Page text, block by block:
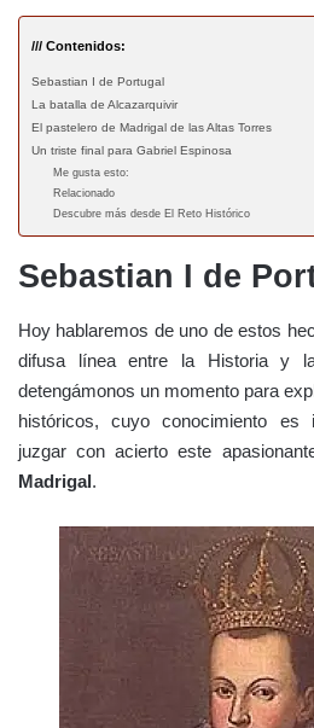
/// Contenidos:
Sebastian I de Portugal
La batalla de Alcazarquivir
El pastelero de Madrigal de las Altas Torres
Un triste final para Gabriel Espinosa
Me gusta esto:
Relacionado
Descubre más desde El Reto Histórico
Sebastian I de
Hoy hablaremos de uno de estos
difusa línea entre la Historia y
detengámonos un momento para
históricos, cuyo conocimiento es
juzgar con acierto este
Madrigal.